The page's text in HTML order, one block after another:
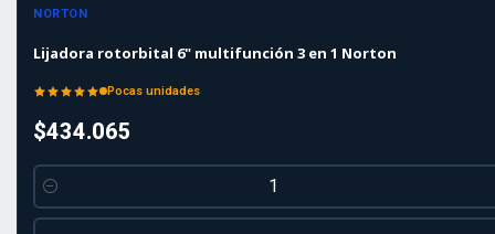
NORTON
Lijadora rotorbital 6" multifunción 3 en 1 Norton
Pocas unidades
$434.065
Cantidad